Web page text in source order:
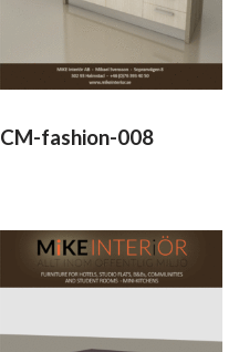
CM-fashion-008